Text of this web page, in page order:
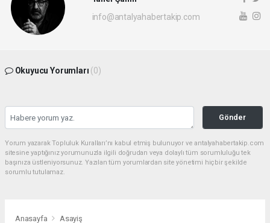
info@antalyahabertakip.com
Okuyucu Yorumları (0)
Gönder
Yorum yazarak Topluluk Kuralları’nı kabul etmiş bulunuyor ve antalyahabertakip.com
sitesine yaptığınız yorumunuzla ilgili doğrudan veya dolaylı tüm sorumluluğu tek
başınıza üstleniyorsunuz. Yazılan tüm yorumlardan site yönetimi hiçbir şekilde
sorumlu tutulamaz.
Anasayfa Asayiş